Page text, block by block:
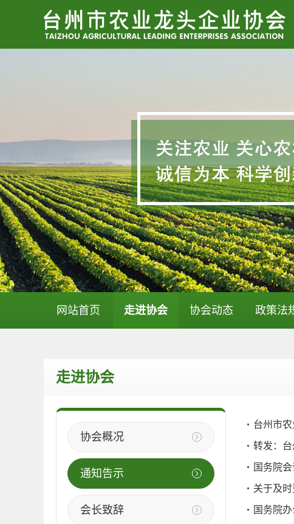
网站首页 走进协会 协会动态 政策法
走进协会
协会概况
通知告示
会长致辞
台州市
转发：
国务院
关于及
国务院